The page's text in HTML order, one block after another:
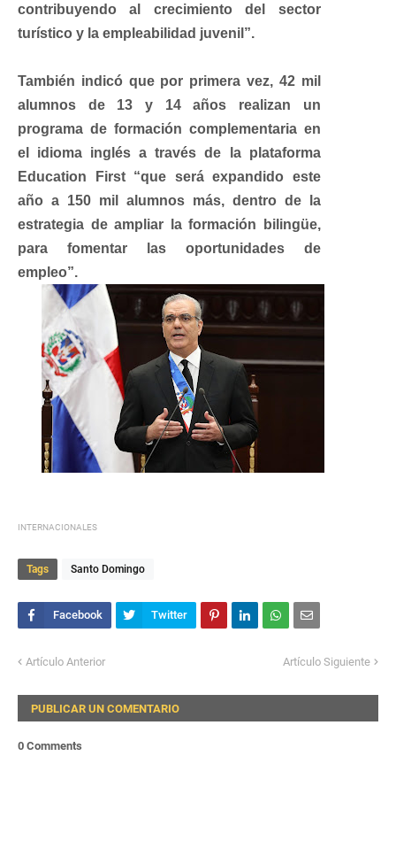
contribuyendo al crecimiento del sector
turístico y la empleabilidad juvenil”.
También indicó que por primera vez, 42 mil
alumnos de 13 y 14 años realizan un
programa de formación complementaria en
el idioma inglés a través de la plataforma
Education First “que será expandido este
año a 150 mil alumnos más, dentro de la
estrategia de ampliar la formación bilingüe,
para fomentar las oportunidades de
empleo”.
INTERNACIONALES
Tags Santo Domingo
Artículo Anterior Artículo Siguiente
PUBLICAR UN COMENTARIO
0 Comments